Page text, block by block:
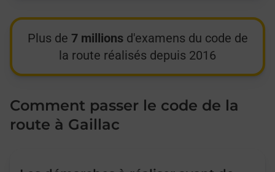
Plus de 7 millionsd'examens du code de
la route réalisés depuis 2016
Comment passer le code de la
route à Gaillac